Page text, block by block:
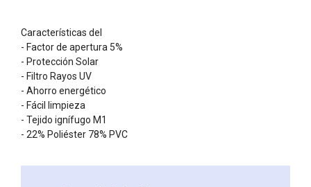
Características del
- Factor de apertura 5%
- Protección Solar
- Filtro Rayos UV
- Ahorro energético
- Fácil limpieza
- Tejido ignífugo M1
- 22% Poliéster 78% PVC